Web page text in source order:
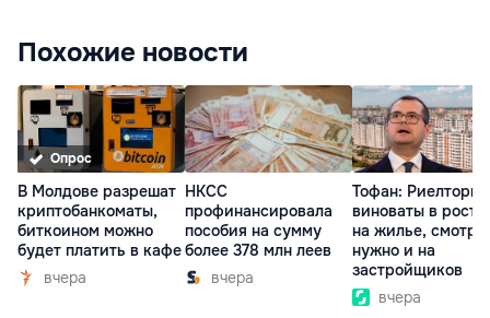
Похожие новости
Опрос
В Молдове разрешат
криптобанкоматы,
биткоином можно
будет платить в кафе
вчера
НКСС
профинансировала
пособия на сумму
более 378 млн леев
вчера
Тофан: Риелторы
виноваты в росте
на жилье,
нужно и на
застройщиков
вчера